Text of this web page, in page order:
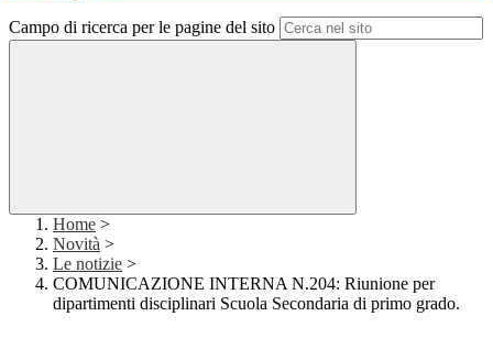
Campo di ricerca per le pagine del sito
Home >
Novità >
Le notizie >
COMUNICAZIONE INTERNA N.204: Riunione per
dipartimenti disciplinari Scuola Secondaria di primo grado.